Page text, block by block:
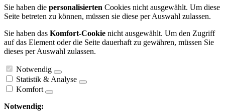
Sie haben die personalisierten Cookies nicht ausgewählt. Um diese
Seite betreten zu können, müssen sie diese per Auswahl zulassen.
Sie haben das Komfort-Cookie nicht ausgewählt. Um den Zugriff
auf das Element oder die Seite dauerhaft zu gewähren, müssen Sie
dieses per Auswahl zulassen.
Notwendig
Statistik & Analyse
Komfort
Notwendig: